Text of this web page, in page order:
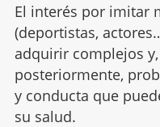
El interés por imitar
(deportistas,
adquirir complejos
posteriormente,
y conducta que
su salud.